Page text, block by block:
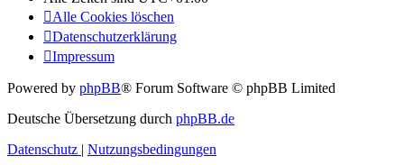
Alle Cookies löschen
Datenschutzerklärung
Impressum
Powered by phpBB® Forum Software © phpBB Limited
Deutsche Übersetzung durch phpBB.de
Datenschutz | Nutzungsbedingungen